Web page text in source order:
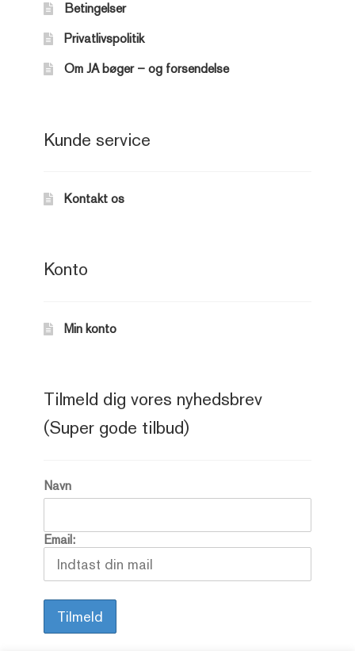
Betingelser
Privatlivspolitik
Om JA bøger – og forsendelse
Kunde service
Kontakt os
Konto
Min konto
Tilmeld dig vores nyhedsbrev
(Super gode tilbud)
Navn
Email: